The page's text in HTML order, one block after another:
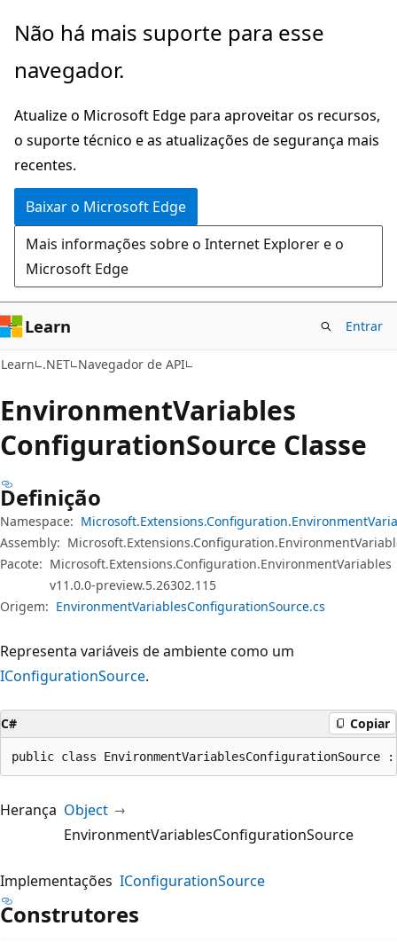
Pular
o
principal
Ignore
passe
a
navegação
na
página
Não há mais suporte para esse
navegador.
Atualize o Microsoft Edge para aproveitar os recursos,
o suporte técnico e as atualizações de segurança mais
recentes.
Baixar o Microsoft Edge
Mais informações sobre o Internet Explorer e o
Microsoft Edge
Learn Entrar
Learn .NET Navegador de API
EnvironmentVariables
ConfigurationSource Classe
Definição
Namespace:
Assembly:
Pacote: Microsoft.Extensions.Configuration.EnvironmentVariables
v11.0.0-preview.5.26302.115
Origem: EnvironmentVariablesConfigurationSource.cs
Representa variáveis de ambiente como um
IConfigurationSource.
C# Copiar
public class
Herança Object
EnvironmentVariablesConfigurationSource
Implementações IConfigurationSource
Construtores